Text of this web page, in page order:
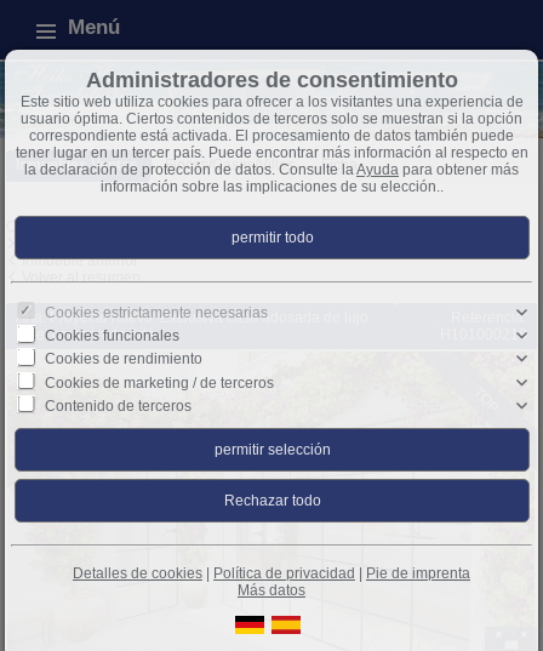
Menú
Inmuebles Ventas Fincas/Casas/Villas Ficha
Inmueble anterior
Volver al resumen
Arta: Proyecto nuevo: Exclusiva casa adosada de lujo
en el corazón de Artà
Referencia:
H101000218
Administradores de consentimiento
Este sitio web utiliza cookies para ofrecer a los visitantes una experiencia de
usuario óptima. Ciertos contenidos de terceros solo se muestran si la opción
correspondiente está activada. El procesamiento de datos también puede
tener lugar en un tercer país. Puede encontrar más información al respecto en
la declaración de protección de datos. Consulte laAyuda para obtener más
información sobre las implicaciones de su elección..
Cookies estrictamente necesarias
Cookies funcionales
Cookies de rendimiento
Cookies de marketing / de terceros
Contenido de terceros
Detalles de cookies | Política de privacidad | Pie de imprenta
Más datos